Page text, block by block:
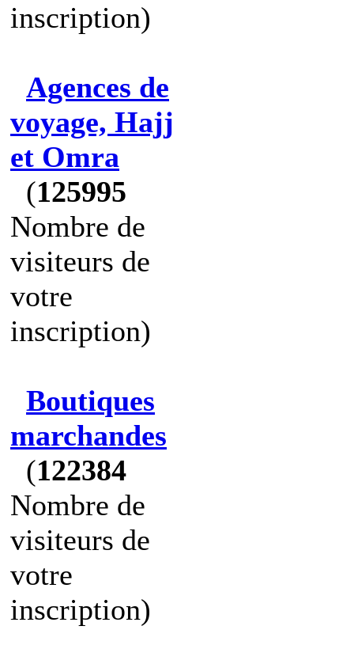
inscription)
Agences de
voyage, Hajj
et Omra
(125995
Nombre de
visiteurs de
votre
inscription)
Boutiques
marchandes
(122384
Nombre de
visiteurs de
votre
inscription)